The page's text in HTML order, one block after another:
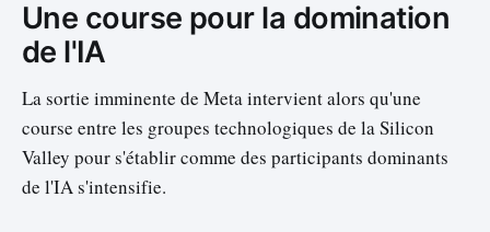
Une course pour la domination
de l'IA
La sortie imminente de Meta intervient alors qu'une
course entre les groupes technologiques de la Silicon
Valley pour s'établir comme des participants dominants
de l'IA s'intensifie.